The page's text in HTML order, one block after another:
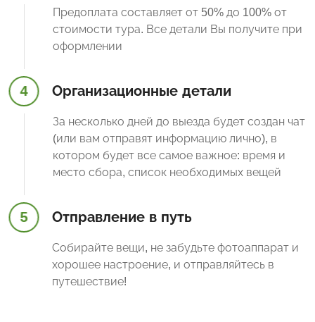
Предоплата составляет от 50% до 100% от
стоимости тура. Все детали Вы получите при
оформлении
4 Организационные детали
За несколько дней до выезда будет создан чат
(или вам отправят информацию лично), в
котором будет все самое важное: время и
место сбора, список необходимых вещей
5 Отправление в путь
Собирайте вещи, не забудьте фотоаппарат и
хорошее настроение, и отправляйтесь в
путешествие!